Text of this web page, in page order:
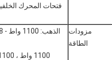
مزودات
الطاقة